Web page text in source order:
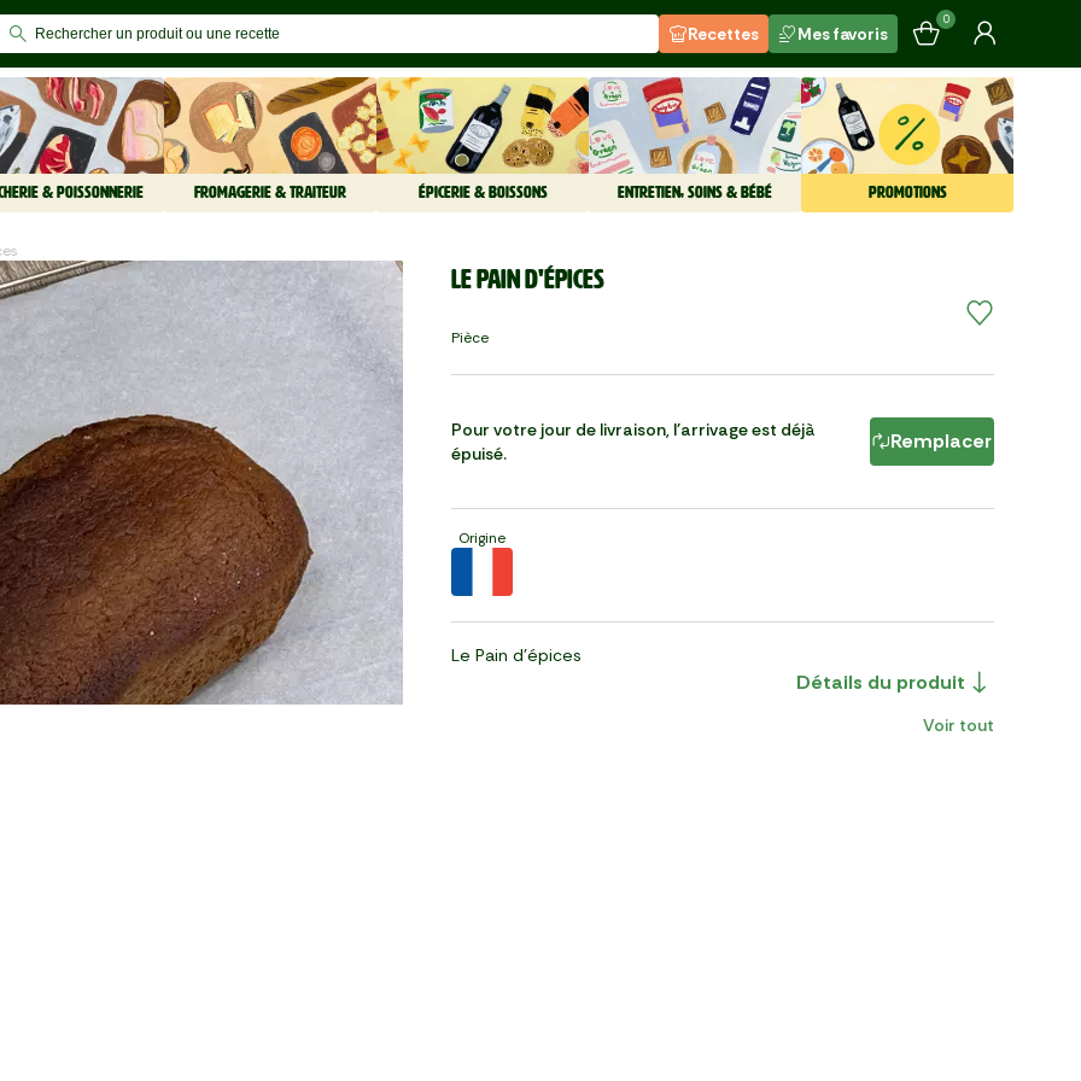
Recettes Mes favoris
0
& POISSONNERIE FROMAGERIE & TRAITEUR ÉPICERIE & BOISSONS ENTRETIEN, SOINS & BÉBÉ PROMOTIONS
Le Pain d'épices
Pièce
Pour votre jour de livraison, l'arrivage est déjà
épuisé.
Remplacer
Origine
Le Pain d'épices
Détails du produit
Voir tout